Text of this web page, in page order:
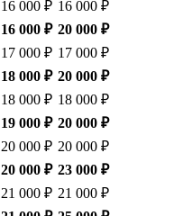
16 000 ₽ 16 000 ₽
16 000 ₽ 20 000 ₽
17 000 ₽ 17 000 ₽
18 000 ₽ 20 000 ₽
18 000 ₽ 18 000 ₽
19 000 ₽ 20 000 ₽
20 000 ₽ 20 000 ₽
20 000 ₽ 23 000 ₽
21 000 ₽ 21 000 ₽